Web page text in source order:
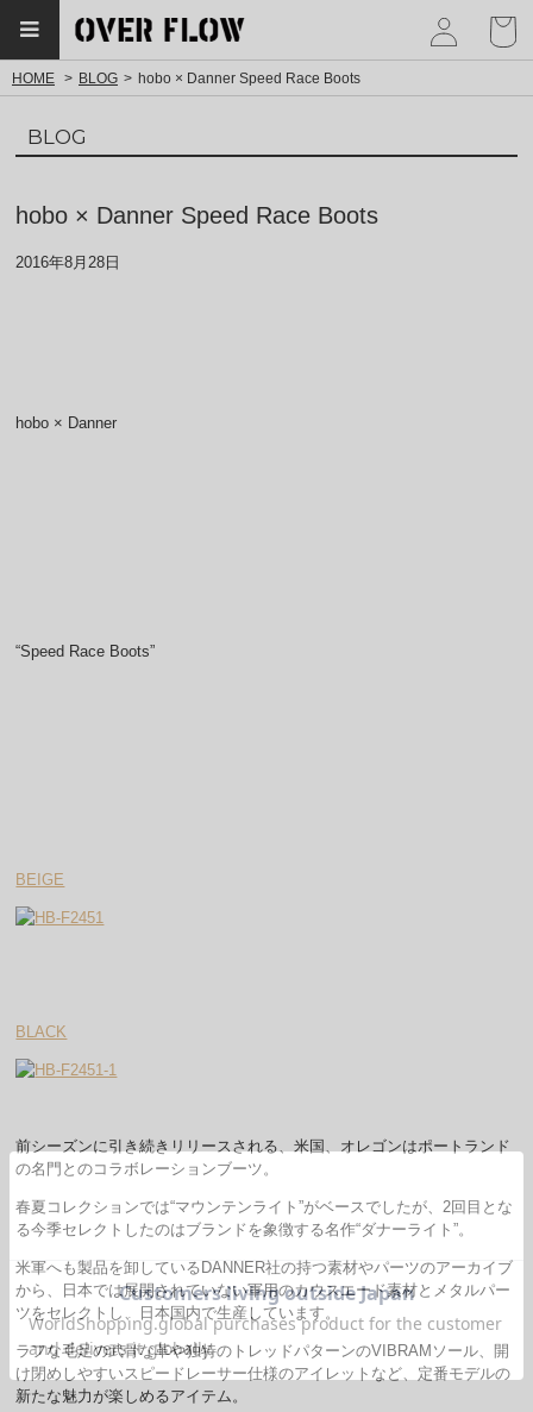
HOME BLOG hobo × Danner Speed Race Boots
BLOG
hobo × Danner Speed Race Boots
2016年8月28日
hobo × Danner
“Speed Race Boots”
BEIGE
BLACK
前シーズンに引き続きリリースされる、米国、オレゴンはポートランド
の名門とのコラボレーションブーツ。
春夏コレクションでは“マウンテンライト”がベースでしたが、2回目とな
る今季セレクトしたのはブランドを象徴する名作“ダナーライト”。
米軍へも製品を卸しているDANNER社の持つ素材やパーツのアーカイブ
から、日本では展開されていない軍用のカウスエード素材とメタルパー
ツをセレクトし、日本国内で生産しています。
ラフな毛足の武骨な革や独特のトレッドパターンのVIBRAMソール、開
け閉めしやすいスピードレーサー仕様のアイレットなど、定番モデルの
新たな魅力が楽しめるアイテム。